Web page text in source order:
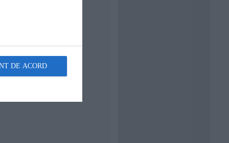
DE ACORD